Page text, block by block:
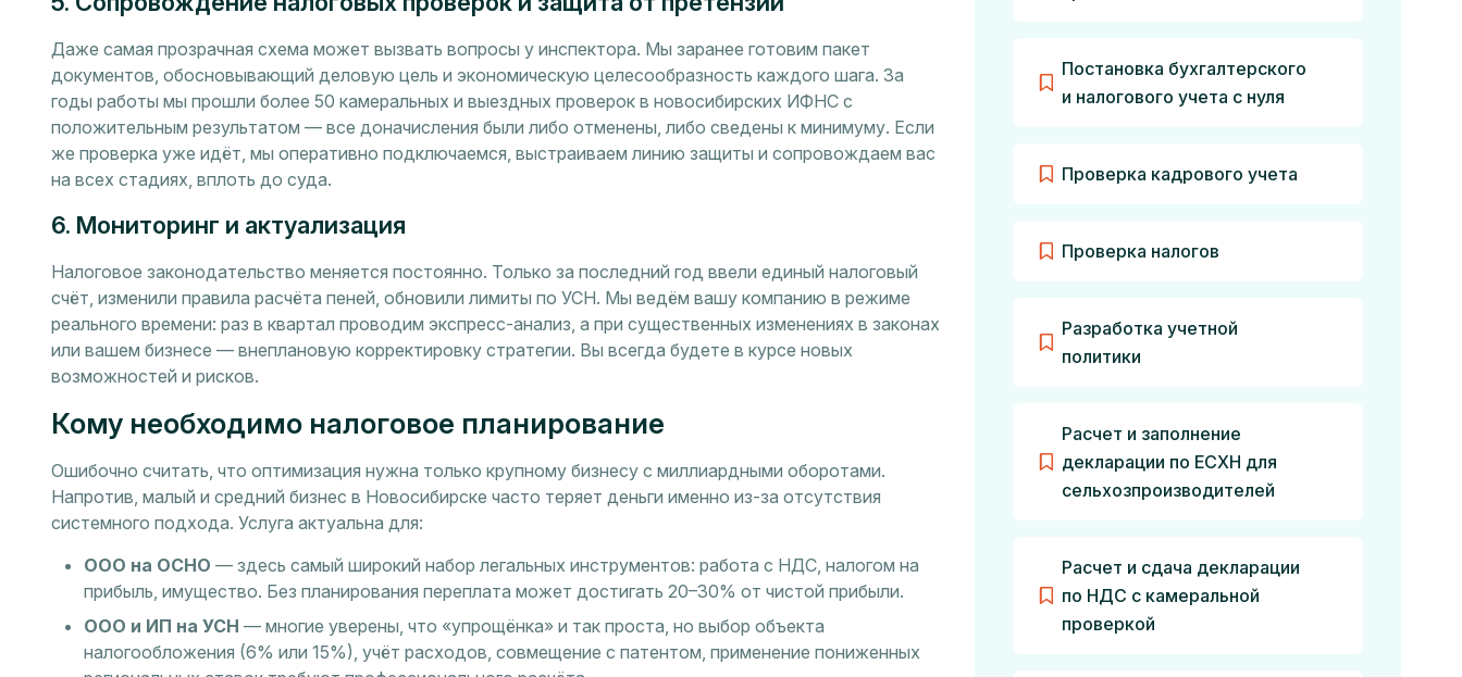
Даже самая прозрачная схема может вызвать вопросы у инспектора. Мы заранее готовим пакет
документов, обосновывающий деловую цель и экономическую целесообразность каждого шага. За
годы работы мы прошли более 50 камеральных и выездных проверок в новосибирских ИФНС с
положительным результатом — все доначисления были либо отменены, либо сведены к минимуму. Если
же проверка уже идёт, мы оперативно подключаемся, выстраиваем линию защиты и сопровождаем вас
на всех стадиях, вплоть до суда.
6. Мониторинг и актуализация
Налоговое законодательство меняется постоянно. Только за последний год ввели единый налоговый
счёт, изменили правила расчёта пеней, обновили лимиты по УСН. Мы ведём вашу компанию в режиме
реального времени: раз в квартал проводим экспресс-анализ, а при существенных изменениях в законах
или вашем бизнесе — внеплановую корректировку стратегии. Вы всегда будете в курсе новых
возможностей и рисков.
Кому необходимо налоговое планирование
Ошибочно считать, что оптимизация нужна только крупному бизнесу с миллиардными оборотами.
Напротив, малый и средний бизнес в Новосибирске часто теряет деньги именно из-за отсутствия
системного подхода. Услуга актуальна для:
ООО на ОСНО — здесь самый широкий набор легальных инструментов: работа с НДС, налогом на
прибыль, имущество. Без планирования переплата может достигать 20–30% от чистой прибыли.
ООО и ИП на УСН — многие уверены, что «упрощёнка» и так проста, но выбор объекта
налогообложения (6% или 15%), учёт расходов, совмещение с патентом, применение пониженных
Постановка бухгалтерского
и налогового учета с нуля
Проверка кадрового учета
Проверка налогов
Разработка учетной
политики
Расчет и заполнение
декларации по ЕСХН для
сельхозпроизводителей
Расчет и сдача декларации
по НДС с камеральной
проверкой